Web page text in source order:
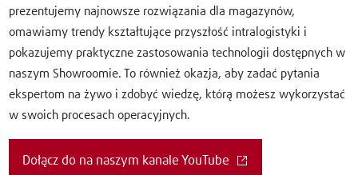
prezentujemy najnowsze rozwiązania dla magazynów,
omawiamy trendy kształtujące przyszłość intralogistyki i
pokazujemy praktyczne zastosowania technologii dostępnych w
naszym Showroomie. To również okazja, aby zadać pytania
ekspertom na żywo i zdobyć wiedzę, którą możesz wykorzystać
w swoich procesach operacyjnych.
Dołącz do na naszym kanale YouTube